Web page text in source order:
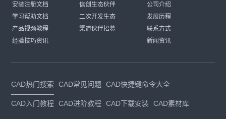
安装注册文档
学习帮助文档
产品视频教程
经验技巧资讯
信创生态伙伴
二次开发生态
渠道伙伴招募
公司介绍
发展历程
联系方式
新闻资讯
CAD热门搜索 CAD常见问题 CAD快捷键命令大全
CAD入门教程 CAD进阶教程 CAD下载安装 CAD素材库